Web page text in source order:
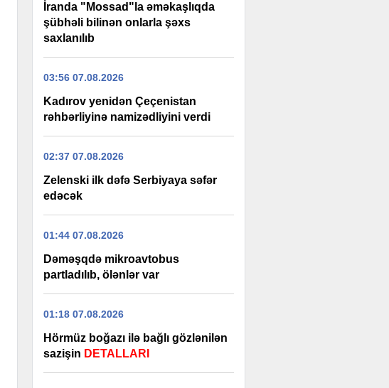
İranda "Mossad"la əməkaşlıqda
şübhəli bilinən onlarla şəxs
saxlanılıb
03:56 07.08.2026
Kadırov yenidən Çeçenistan
rəhbərliyinə namizədliyini verdi
02:37 07.08.2026
Zelenski ilk dəfə Serbiyaya səfər
edəcək
01:44 07.08.2026
Dəməşqdə mikroavtobus
partladılıb, ölənlər var
01:18 07.08.2026
Hörmüz boğazı ilə bağlı gözlənilən
sazişin DETALLARI